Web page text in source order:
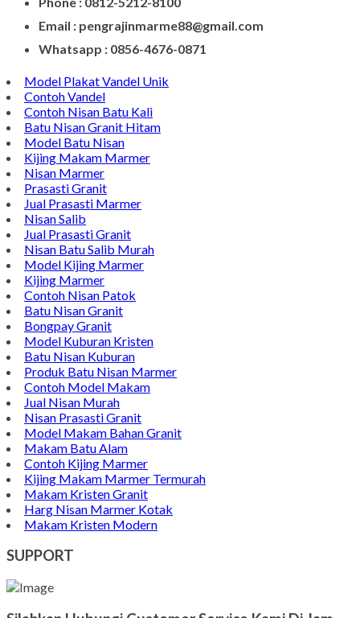
Meja Marmer Bulat
Vandel Kenang - Kenangan
CONTACT INFO
Jika Anda Merasa Kesulitan Untuk Menghubungi
Customer Service Kami, Anda Bisa Langsung
Menghubungi Pusat Layanan Dan Keluhan Customer Di
Contact Di Bawah Ini
Alamat : Campurdarat, Tulungagung 66272
Phone : 0812-5212-8100
Email : pengrajinmarme88@gmail.com
Whatsapp : 0856-4676-0871
Model Plakat Vandel Unik
Contoh Vandel
Contoh Nisan Batu Kali
Batu Nisan Granit Hitam
Model Batu Nisan
Kijing Makam Marmer
Nisan Marmer
Prasasti Granit
Jual Prasasti Marmer
Nisan Salib
Jual Prasasti Granit
Nisan Batu Salib Murah
Model Kijing Marmer
Kijing Marmer
Contoh Nisan Patok
Batu Nisan Granit
Bongpay Granit
Model Kuburan Kristen
Batu Nisan Kuburan
Produk Batu Nisan Marmer
Jual Nisan Murah
Nisan Prasasti Granit